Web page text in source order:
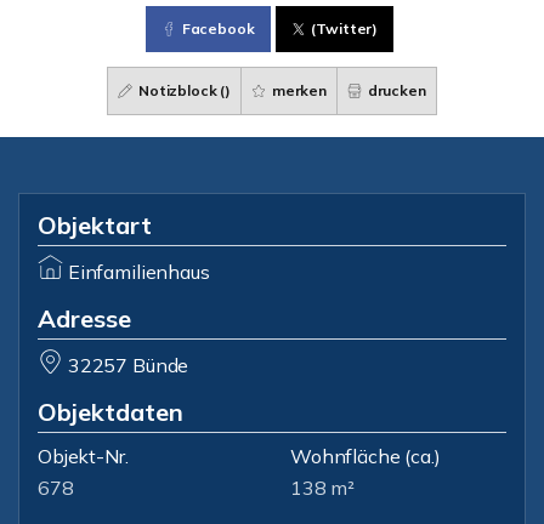
Facebook (Twitter)
Notizblock () merken drucken
Objektart
Einfamilienhaus
Adresse
32257 Bünde
Objektdaten
Objekt-Nr.
678
Wohnfläche (ca.)
138 m²